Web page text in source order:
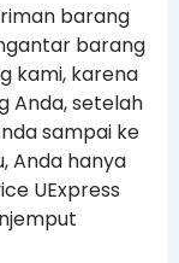
barang
barang
kami, karena
Anda, setelah
sampai ke
Anda hanya
UExpress